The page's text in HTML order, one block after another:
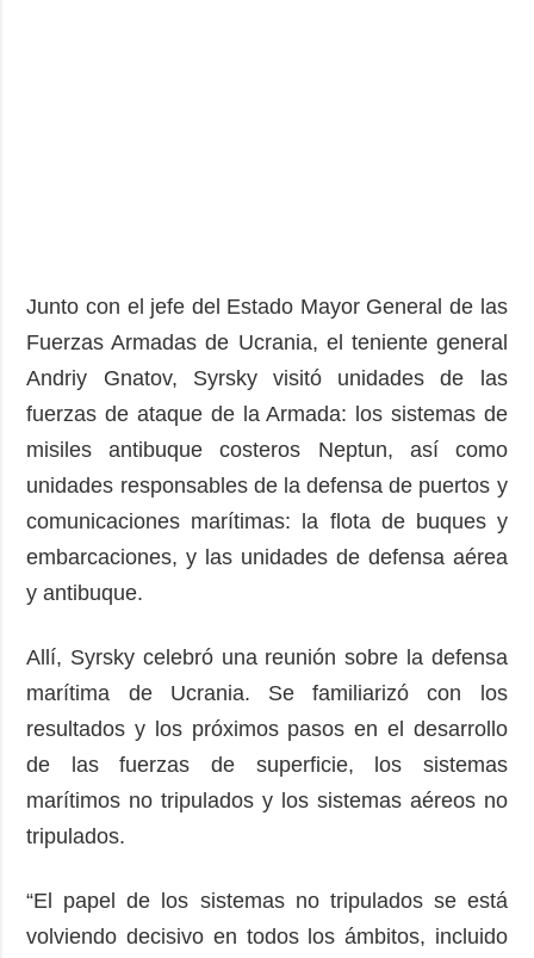
Junto con el jefe del Estado Mayor General de las
Fuerzas Armadas de Ucrania, el teniente general
Andriy Gnatov, Syrsky visitó unidades de las
fuerzas de ataque de la Armada: los sistemas de
misiles antibuque costeros Neptun, así como
unidades responsables de la defensa de puertos y
comunicaciones marítimas: la flota de buques y
embarcaciones, y las unidades de defensa aérea
y antibuque.
Allí, Syrsky celebró una reunión sobre la defensa
marítima de Ucrania. Se familiarizó con los
resultados y los próximos pasos en el desarrollo
de las fuerzas de superficie, los sistemas
marítimos no tripulados y los sistemas aéreos no
tripulados.
“El papel de los sistemas no tripulados se está
volviendo decisivo en todos los ámbitos, incluido